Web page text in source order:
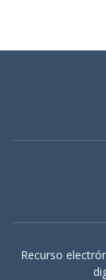
Recurso